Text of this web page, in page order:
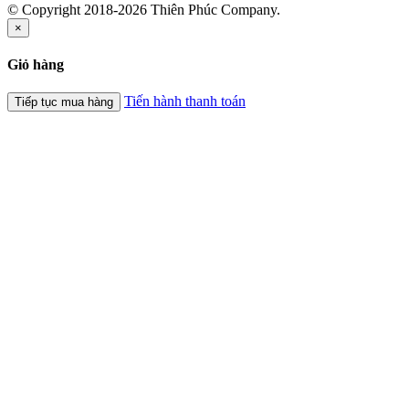
© Copyright 2018-2026 Thiên Phúc Company.
×
Giỏ hàng
Tiếp tục mua hàng Tiến hành thanh toán